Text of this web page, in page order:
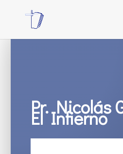
Pr. Nicolás
El Infierno